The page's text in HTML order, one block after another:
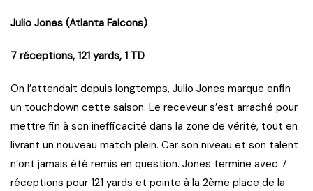
Julio Jones (Atlanta Falcons)
7 réceptions, 121 yards, 1 TD
On l’attendait depuis longtemps, Julio Jones marque enfin
un touchdown cette saison. Le receveur s’est arraché pour
mettre fin à son inefficacité dans la zone de vérité, tout en
livrant un nouveau match plein. Car son niveau et son talent
n’ont jamais été remis en question. Jones termine avec 7
réceptions pour 121 yards et pointe à la 2ème place de la